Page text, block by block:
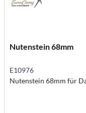
Nutenstein 68mm
E10976
Nutenstein 68mm für